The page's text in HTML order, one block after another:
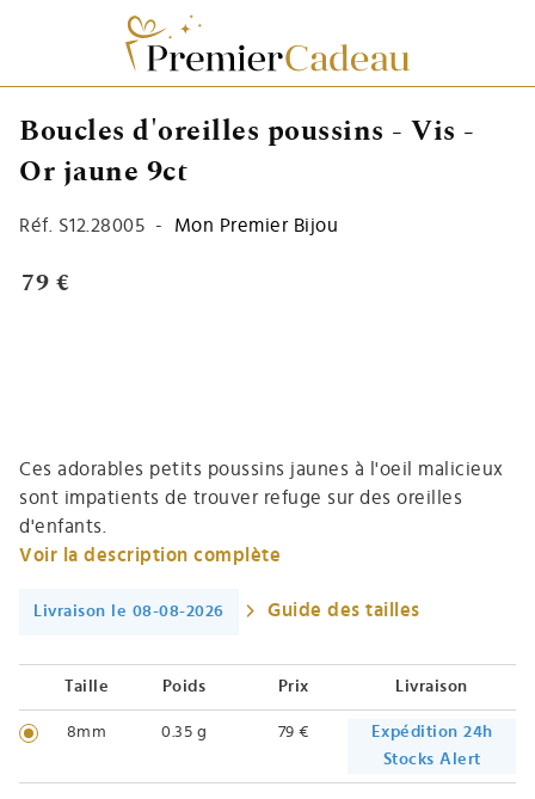
Boucles d'oreilles poussins - Vis -
Or jaune 9ct
Réf. S12.28005 - Mon Premier Bijou
79 €
Ces adorables petits poussins jaunes à l'oeil malicieux
sont impatients de trouver refuge sur des oreilles
d'enfants.
Voir la description complète
Livraison le 08-08-2026 Guide des tailles
Taille Poids Prix Livraison
8mm 0.35 g 79 €
Expédition 24h
Stocks Alert